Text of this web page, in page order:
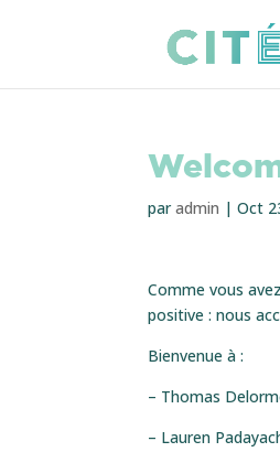
paradmin |Oct
Comme vous
positive : nous
Bienvenue à :
– Thomas
– Lauren